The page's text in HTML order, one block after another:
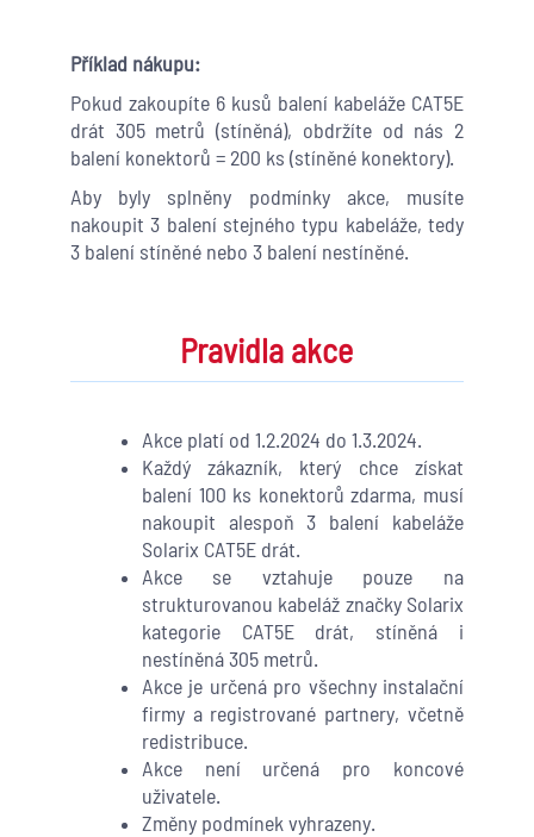
Příklad nákupu:
Pokud zakoupíte 6 kusů balení kabeláže CAT5E
drát 305 metrů (stíněná), obdržíte od nás 2
balení konektorů = 200 ks (stíněné konektory).
Aby byly splněny podmínky akce, musíte
nakoupit 3 balení stejného typu kabeláže, tedy
3 balení stíněné nebo 3 balení nestíněné.
Pravidla akce
Akce platí od 1.2.2024 do 1.3.2024.
Každý zákazník, který chce získat
balení 100 ks konektorů zdarma, musí
nakoupit alespoň 3 balení kabeláže
Solarix CAT5E drát.
Akce se vztahuje pouze na
strukturovanou kabeláž značky Solarix
kategorie CAT5E drát, stíněná i
nestíněná 305 metrů.
Akce je určená pro všechny instalační
firmy a registrované partnery, včetně
redistribuce.
Akce není určená pro koncové
uživatele.
Změny podmínek vyhrazeny.